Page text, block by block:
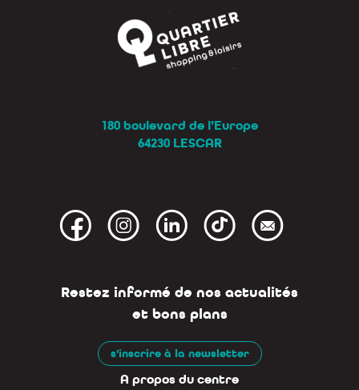
180 boulevard de l’Europe
64230 LESCAR
Restez informé de nos actualités
et bons plans
s'inscrire à la newsletter
A propos du centre